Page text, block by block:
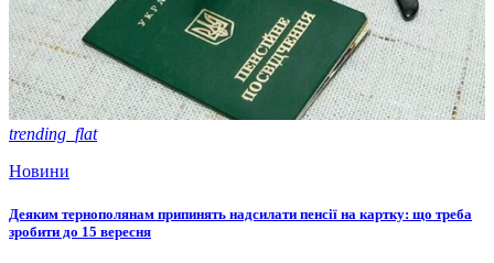
trending_flat
Новини
Деяким тернополянам припинять надсилати пенсії на картку: що треба
зробити до 15 вересня